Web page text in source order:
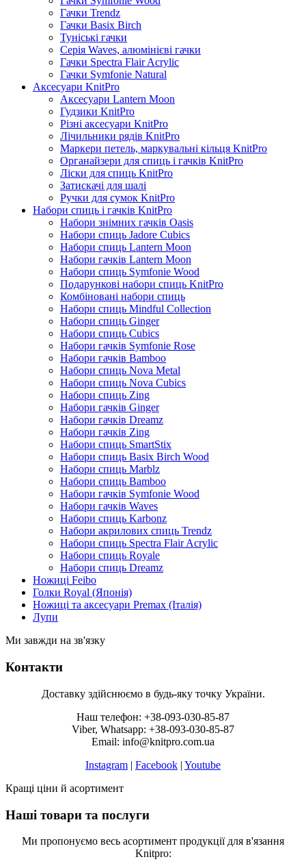
Гачки Trendz
Гачки Basix Birch
Туніські гачки
Серія Waves, алюмінієві гачки
Гачки Spectra Flair Acrylic
Гачки Symfonie Natural
Аксесуари KnitPro
Аксесуари Lantern Moon
Гудзики KnitPro
Різні аксесуари KnitPro
Лічильники рядів KnitPro
Маркери петель, маркувальні кільця KnitPro
Органайзери для спиць і гачків KnitPro
Ліски для спиць KnitPro
Затискачі для шалі
Ручки для сумок KnitPro
Набори спиць і гачків KnitPro
Набори знімних гачків Oasis
Набори спиць Jadore Cubics
Набори спиць Lantern Moon
Набори гачків Lantern Moon
Набори спиць Symfonie Wood
Подарункові набори спиць KnitPro
Комбіновані набори спиць
Набори спиць Mindful Collection
Набори спиць Ginger
Набори спиць Cubics
Набори гачків Symfonie Rose
Набори гачків Bamboo
Набори спиць Nova Metal
Набори спиць Nova Cubics
Набори спиць Zing
Набори гачків Ginger
Набори гачків Dreamz
Набори гачків Zing
Набори спиць SmartStix
Набори спиць Basix Birch Wood
Набори спиць Marblz
Набори спиць Bamboo
Набори гачків Symfonie Wood
Набори гачків Waves
Набори спиць Karbonz
Набори акрилових спиць Trendz
Набори спиць Spectra Flair Acrylic
Набори спиць Royale
Набори спиць Dreamz
Ножиці Feibo
Голки Royal (Японія)
Ножиці та аксесуари Premax (Італія)
Лупи
Ми завжди на зв'язку
Контакти
Доставку здійснюємо в будь-яку точку України.
Наш телефон: +38-093-030-85-87
Viber, Whatsapp: +38-093-030-85-87
Email: info@knitpro.com.ua
Instagram | Facebook | Youtube
Кращі ціни й асортимент
Наші товари та послуги
Ми пропонуємо весь асортимент продукції для в'язання
Knitpro: